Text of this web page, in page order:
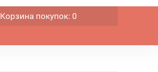
Корзина покупок: 0